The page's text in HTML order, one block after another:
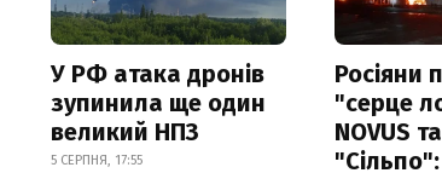
У РФ атака дронів
зупинила ще один
великий НПЗ
5 СЕРПНЯ, 17:55
Росіяни
"серце
NOVUS